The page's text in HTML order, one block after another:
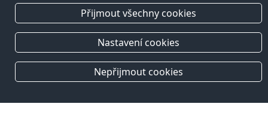
Přijmout všechny cookies
Nastavení cookies
Nepřijmout cookies